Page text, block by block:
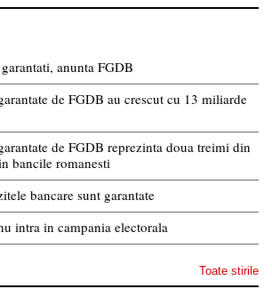
anunta FGDB
de FGDB au crescut cu 13 miliarde
de FGDB reprezinta doua treimi din
bancile romanesti
bancare sunt garantate
intra in campania electorala
Toate stirile